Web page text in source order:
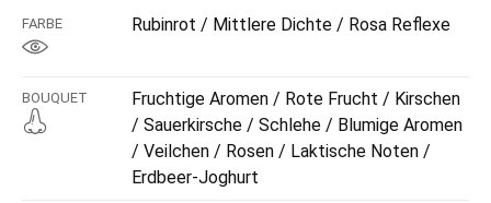
FARBE Rubinrot / Mittlere Dichte / Rosa Reflexe
BOUQUET
Fruchtige Aromen / Rote Frucht / Kirschen
/ Sauerkirsche / Schlehe / Blumige Aromen
/ Veilchen / Rosen / Laktische Noten /
Erdbeer-Joghurt